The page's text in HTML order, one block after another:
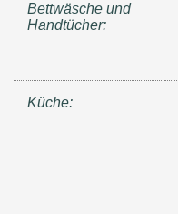
Bettwäsche und
Handtücher:
Küche: